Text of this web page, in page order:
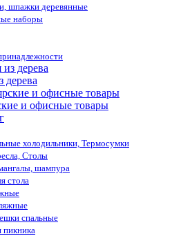
шпажки деревянные
наборы
дерева
и офисные товары
холодильники, Термосумки
Столы
шампура
стола
спальные
пикника